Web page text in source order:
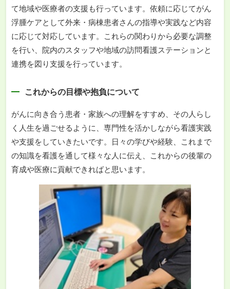
て地域や医療者の支援も行っています。依頼に応じてがん
浮腫ケアとして外来・病棟患者さんの指導や実践など内容
に応じて対応しています。これらの関わりから必要な調整
を行い、院内のスタッフや地域の訪問看護ステーションと
連携を図り支援を行っています。
これからの目標や抱負について
がんに向き合う患者・家族への理解をすすめ、その人らし
く人生を過ごせるように、専門性を活かしながら看護実践
や支援をしていきたいです。日々の学びや経験、これまで
の知識を看護を通して様々な人に伝え、これからの後輩の
育成や医療に貢献できればと思います。